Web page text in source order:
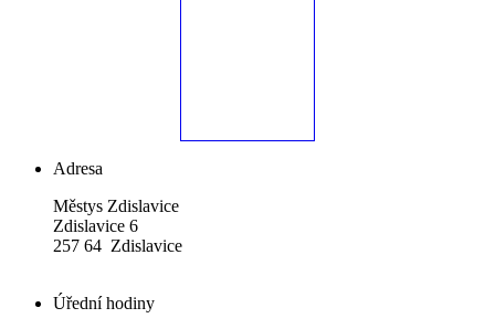
Adresa
Městys Zdislavice
Zdislavice 6
257 64 Zdislavice
Úřední hodiny